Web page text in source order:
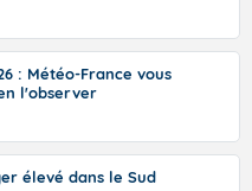
: Météo-France vous
l'observer
élevé dans le Sud